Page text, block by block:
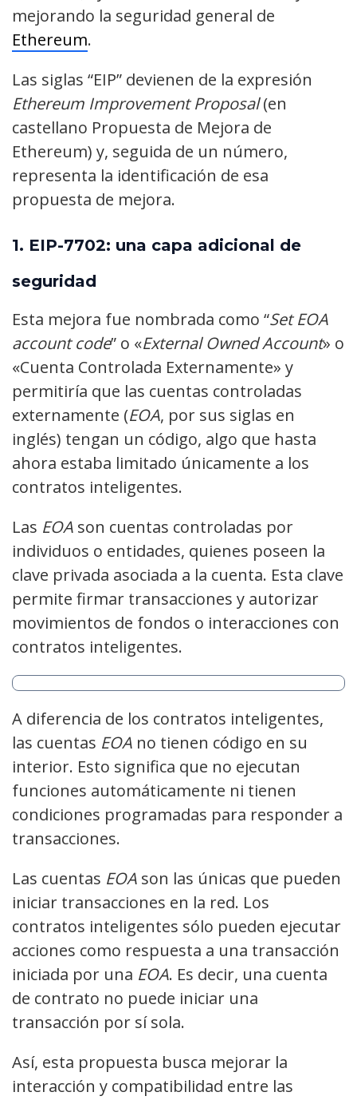
mejorando la seguridad general de
Ethereum.
Las siglas “EIP” devienen de la expresión
Ethereum Improvement Proposal(en
castellano Propuesta de Mejora de
Ethereum) y, seguida de un número,
representa la identificación de esa
propuesta de mejora.
1. EIP-7702: una capa adicional de
seguridad
Esta mejora fue nombrada como “Set EOA
account code” o «External Owned Account» o
«Cuenta Controlada Externamente» y
permitiría que las cuentas controladas
externamente (EOA, por sus siglas en
inglés) tengan un código, algo que hasta
ahora estaba limitado únicamente a los
contratos inteligentes.
Las EOA son cuentas controladas por
individuos o entidades, quienes poseen la
clave privada asociada a la cuenta. Esta clave
permite firmar transacciones y autorizar
movimientos de fondos o interacciones con
contratos inteligentes.
A diferencia de los contratos inteligentes,
las cuentas EOA no tienen código en su
interior. Esto significa que no ejecutan
funciones automáticamente ni tienen
condiciones programadas para responder a
transacciones.
Las cuentas EOA son las únicas que pueden
iniciar transacciones en la red. Los
contratos inteligentes sólo pueden ejecutar
acciones como respuesta a una transacción
iniciada por una EOA. Es decir, una cuenta
de contrato no puede iniciar una
transacción por sí sola.
Así, esta propuesta busca mejorar la
interacción y compatibilidad entre las